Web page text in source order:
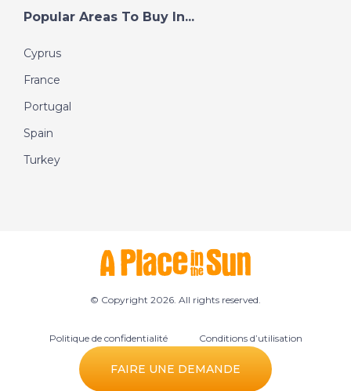
FAIRE UNE DEMANDE
Popular Areas To Buy In...
Cyprus
France
Portugal
Spain
Turkey
© Copyright 2026. All rights reserved.
Politique de confidentialité Conditions d’utilisation
Préférences des cookies